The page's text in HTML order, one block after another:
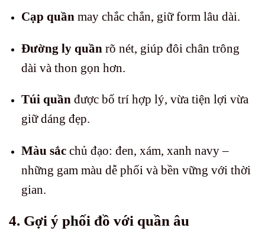
Cạp quần may chắc chắn, giữ form lâu dài.
Đường ly quần rõ nét, giúp đôi chân trông
dài và thon gọn hơn.
Túi quần được bố trí hợp lý, vừa tiện lợi vừa
giữ dáng đẹp.
Màu sắcchủ đạo: đen, xám, xanh navy –
những gam màu dễ phối và bền vững với thời
gian.
4. Gợi ý phối đồ với quần âu